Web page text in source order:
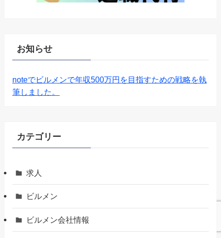
お知らせ
noteでビルメンで年収500万円を目指すための戦略を執
筆しました。
カテゴリー
求人
ビルメン
ビルメン会社情報